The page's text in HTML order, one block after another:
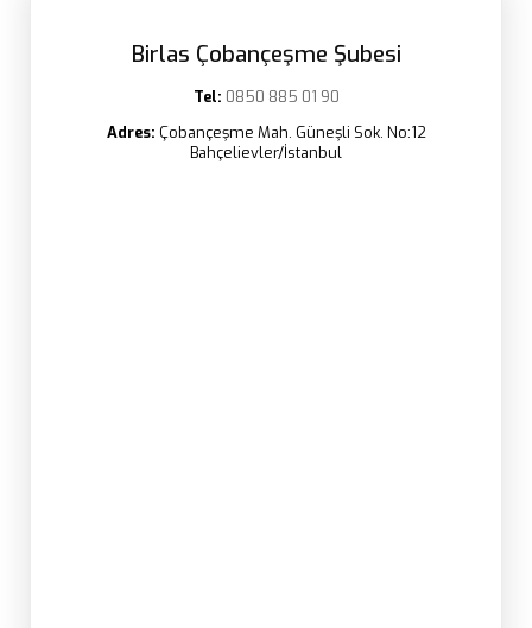
Birlas Çobançeşme Şubesi
Tel: 0850 885 01 90
Adres: Çobançeşme Mah. Güneşli Sok. No:12
Bahçelievler/İstanbul